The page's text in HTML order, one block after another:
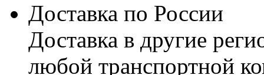
Доставка по России
Доставка в другие
любой транспортной